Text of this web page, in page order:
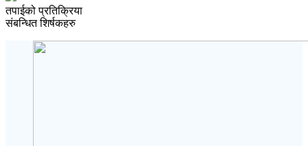
तपाईको प्रतिक्रिया
संबन्धित शिर्षकहरु